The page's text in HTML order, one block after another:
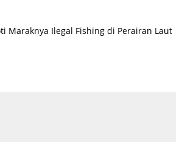
Maraknya Ilegal Fishing di Perairan Laut